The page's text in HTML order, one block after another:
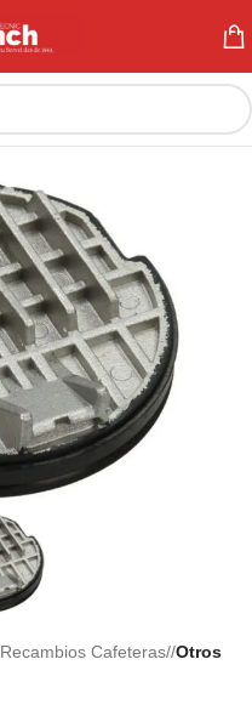
Recambios Cafeteras/ Otros